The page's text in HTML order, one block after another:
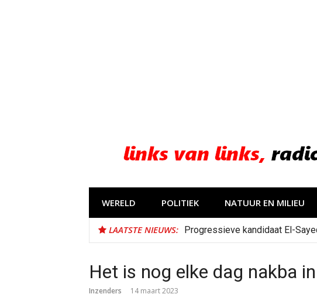
WERELD POLITIEK NATUUR EN MILIEU
LAATSTE NIEUWS: Progressieve kandidaat El-
Bestorming Ceuta gevolg van
Het is nog elke dag nakba
Inzenders 14 maart 2023